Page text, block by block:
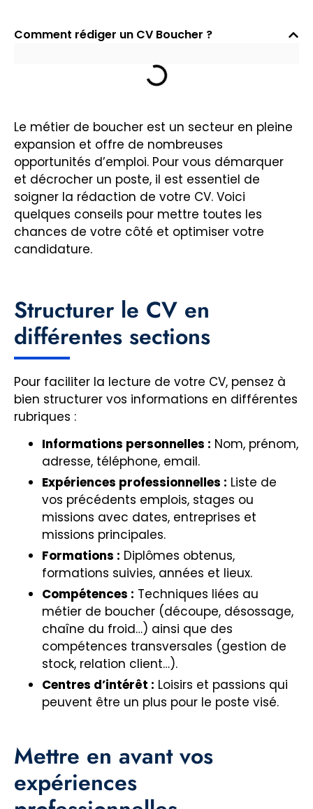
Comment rédiger un CV Boucher ?
Le métier de boucher est un secteur en pleine
expansion et offre de nombreuses
opportunités d’emploi. Pour vous démarquer
et décrocher un poste, il est essentiel de
soigner la rédaction de votre CV. Voici
quelques conseils pour mettre toutes les
chances de votre côté et optimiser votre
candidature.
Structurer le CV en
différentes sections
Pour faciliter la lecture de votre CV, pensez à
bien structurer vos informations en différentes
rubriques :
Informations personnelles : Nom, prénom,
adresse, téléphone, email.
Expériences professionnelles : Liste de
vos précédents emplois, stages ou
missions avec dates, entreprises et
missions principales.
Formations : Diplômes obtenus,
formations suivies, années et lieux.
Compétences : Techniques liées au
métier de boucher (découpe, désossage,
chaîne du froid…) ainsi que des
compétences transversales (gestion de
stock, relation client…).
Centres d’intérêt : Loisirs et passions qui
peuvent être un plus pour le poste visé.
Mettre en avant vos
expériences